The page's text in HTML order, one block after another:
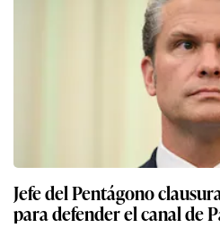
Jefe del Pentágono
para defender el canal de